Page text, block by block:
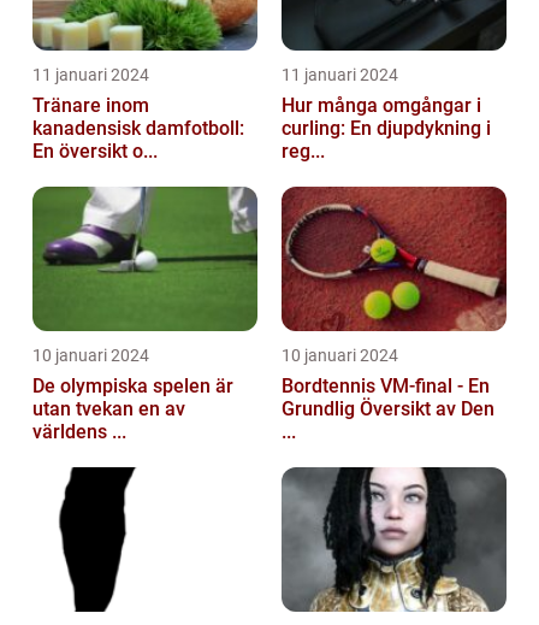
11 januari 2024
Tränare inom
kanadensisk damfotboll:
En översikt o...
11 januari 2024
Hur många omgångar i
curling: En djupdykning i
reg...
10 januari 2024
De olympiska spelen är
utan tvekan en av
världens ...
10 januari 2024
Bordtennis VM-final - En
Grundlig Översikt av Den
...